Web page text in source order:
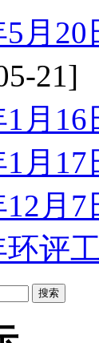
5月
21]
1月
1月
12月
环评